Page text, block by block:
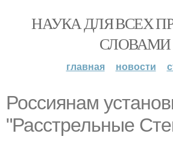
НАУКА ДЛЯ ВСЕХ
СЛОВАМИ
главная новости
Россиянам
"Расстрельные